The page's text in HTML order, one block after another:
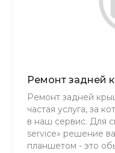
Ремонт задней
Ремонт задней
частая услуга, за
в наш сервис. Для
service» решение
планшетом - это